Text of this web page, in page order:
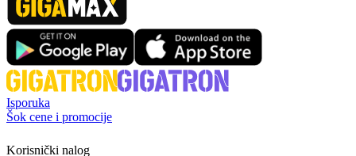
Isporuka
Šok cene i promocije
Korisnički nalog